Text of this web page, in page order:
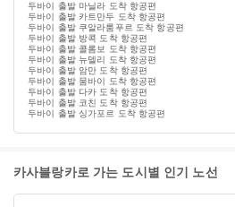
두바이 출발 마닐라 도착 항공편
두바이 출발 카트만두 도착 항공편
두바이 출발 쿠알라룸푸르 도착 항공편
두바이 출발 방콕 도착 항공편
두바이 출발 콜롬보 도착 항공편
두바이 출발 뉴델리 도착 항공편
두바이 출발 암만 도착 항공편
두바이 출발 뭄바이 도착 항공편
두바이 출발 다카 도착 항공편
두바이 출발 코친 도착 항공편
두바이 출발 싱가포르 도착 항공편
카사블랑카로 가는 도시별 인기 노선